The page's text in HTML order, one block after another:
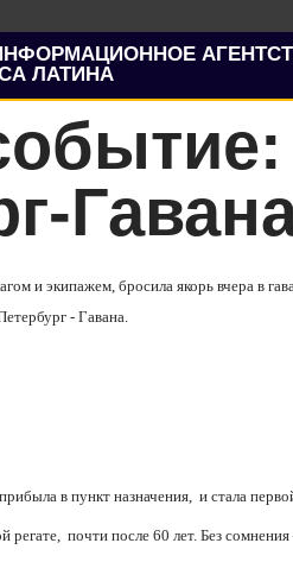
ЛАТИНА
и экипажем, бросила якорь вчера в
- Гавана.
в пункт назначения, и стала
почти после 60 лет. Без сомнения